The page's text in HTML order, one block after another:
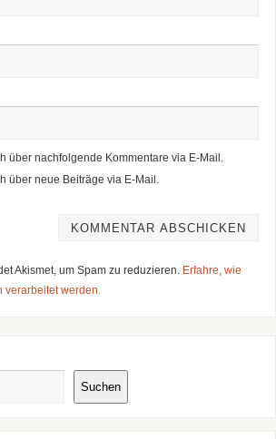
über nachfolgende Kommentare via E-Mail.
über neue Beiträge via E-Mail.
Akismet, um Spam zu reduzieren.
Erfahre, wie
werden.
Suchen